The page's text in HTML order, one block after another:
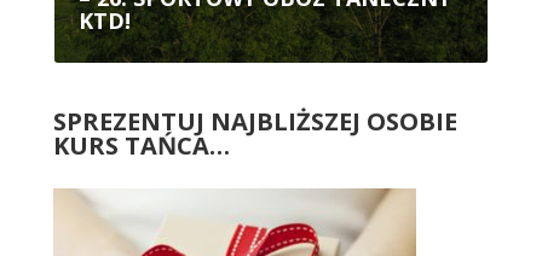
KTD!
SPREZENTUJ NAJBLIŻSZEJ OSOBIE
KURS TAŃCA…